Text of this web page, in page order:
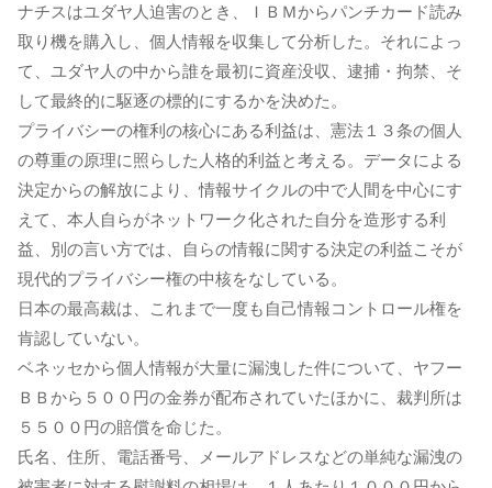
ナチスはユダヤ人迫害のとき、ＩＢＭからパンチカード読み
取り機を購入し、個人情報を収集して分析した。それによっ
て、ユダヤ人の中から誰を最初に資産没収、逮捕・拘禁、そ
して最終的に駆逐の標的にするかを決めた。
プライバシーの権利の核心にある利益は、憲法１３条の個人
の尊重の原理に照らした人格的利益と考える。データによる
決定からの解放により、情報サイクルの中で人間を中心にす
えて、本人自らがネットワーク化された自分を造形する利
益、別の言い方では、自らの情報に関する決定の利益こそが
現代的プライバシー権の中核をなしている。
日本の最高裁は、これまで一度も自己情報コントロール権を
肯認していない。
ベネッセから個人情報が大量に漏洩した件について、ヤフー
ＢＢから５００円の金券が配布されていたほかに、裁判所は
５５００円の賠償を命じた。
氏名、住所、電話番号、メールアドレスなどの単純な漏洩の